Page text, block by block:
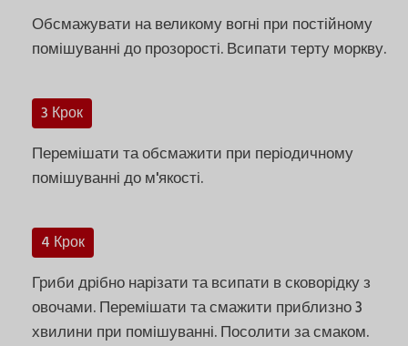
Обсмажувати на великому вогні при постійному
помішуванні до прозорості. Всипати терту моркву.
3 Крок
Перемішати та обсмажити при періодичному
помішуванні до м'якості.
4 Крок
Гриби дрібно нарізати та всипати в сковорідку з
овочами. Перемішати та смажити приблизно 3
хвилини при помішуванні. Посолити за смаком.